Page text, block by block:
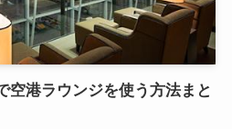
空港ラウンジを使う方法まと